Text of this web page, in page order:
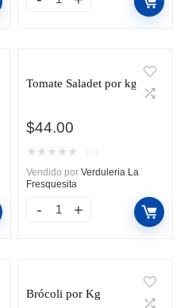
Tomate Saladet por kg
$44.00
★ ★ ★ ★ ★
Vendido por Verduleria La
Fresquesita
Brócoli por Kg